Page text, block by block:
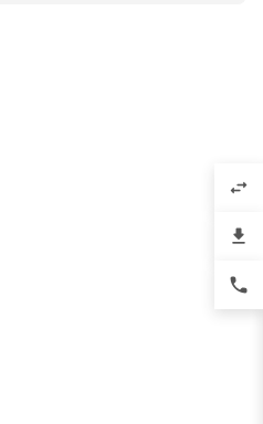
swap_horiz
file_download
phone